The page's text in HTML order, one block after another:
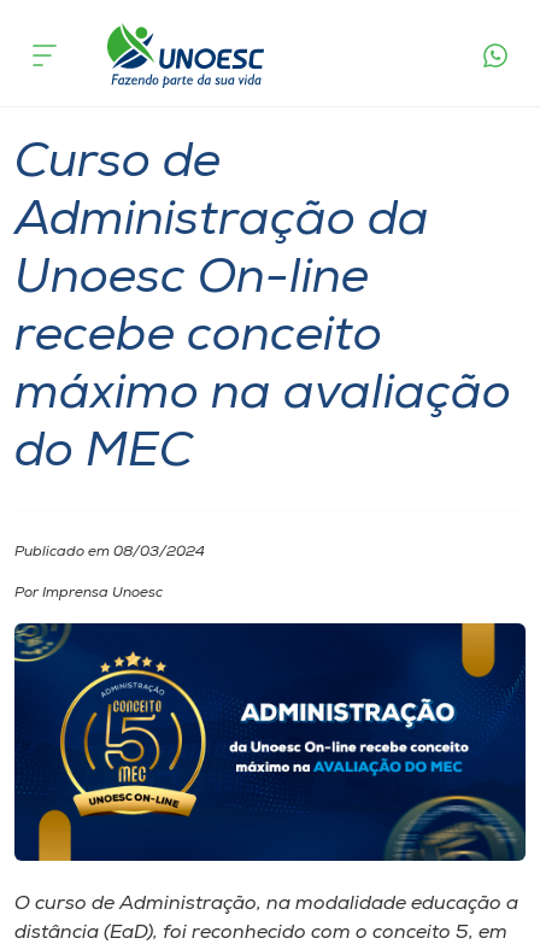
Cursos
Pesquisa
Atendimento ao Estudante
Portal de Ensino
Unoesc
I.nova
Diplomados
Cultura
CPA
acontece
Curso de
Administração da
Unoesc On-line
recebe conceito
máximo na avaliação
do MEC
Publicado em 08/03/2024
Por Imprensa Unoesc
O curso de Administração, na modalidade educação a
distância (EaD), foi reconhecido com o conceito 5, em